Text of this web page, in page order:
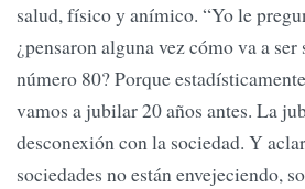
salud, físico y anímico. “Yo le
¿pensaron alguna vez cómo va a ser
número 80? Porque
vamos a jubilar 20 años antes. La
desconexión con la sociedad. Y
sociedades no están envejeciendo,